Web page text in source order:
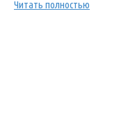
Читать полностью